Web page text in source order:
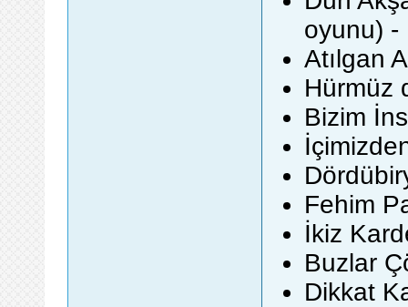
oyunu) -
Atılgan
Hürmüz
Bizim
Fehim
İkiz
Buzlar
Dikkat